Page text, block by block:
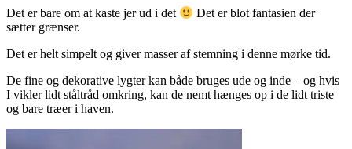
Det er bare om at kaste jer ud i det
Det er blot fantasien der
sætter grænser.
Det er helt simpelt og giver masser af stemning i denne mørke tid.
De fine og dekorative lygter kan både bruges ude og inde – og hvis
I vikler lidt ståltråd omkring, kan de nemt hænges op i de lidt triste
og bare træer i haven.